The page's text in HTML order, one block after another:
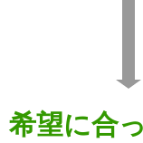
希望に合